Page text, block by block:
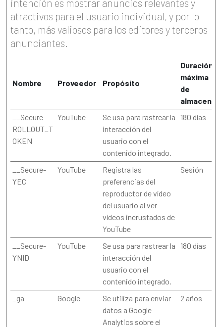
intención es mostrar anuncios relevantes y
atractivos para el usuario individual, y por lo
tanto, más valiosos para los editores y terceros
anunciantes.
Nombre Proveedor Propósito
Duración
máxima
de
__Secure-
ROLLOUT_T
OKEN
YouTube
Se usa para rastrear la
interacción del
usuario con el
contenido integrado.
180 días
__Secure-
YEC
YouTube
Registra las
preferencias del
reproductor de vídeo
del usuario al ver
vídeos incrustados de
YouTube
Sesión
__Secure-
YNID
YouTube
Se usa para rastrear la
interacción del
usuario con el
contenido integrado.
180 días
_ga Google
Se utiliza para enviar
datos a Google
Analytics sobre el
2 años